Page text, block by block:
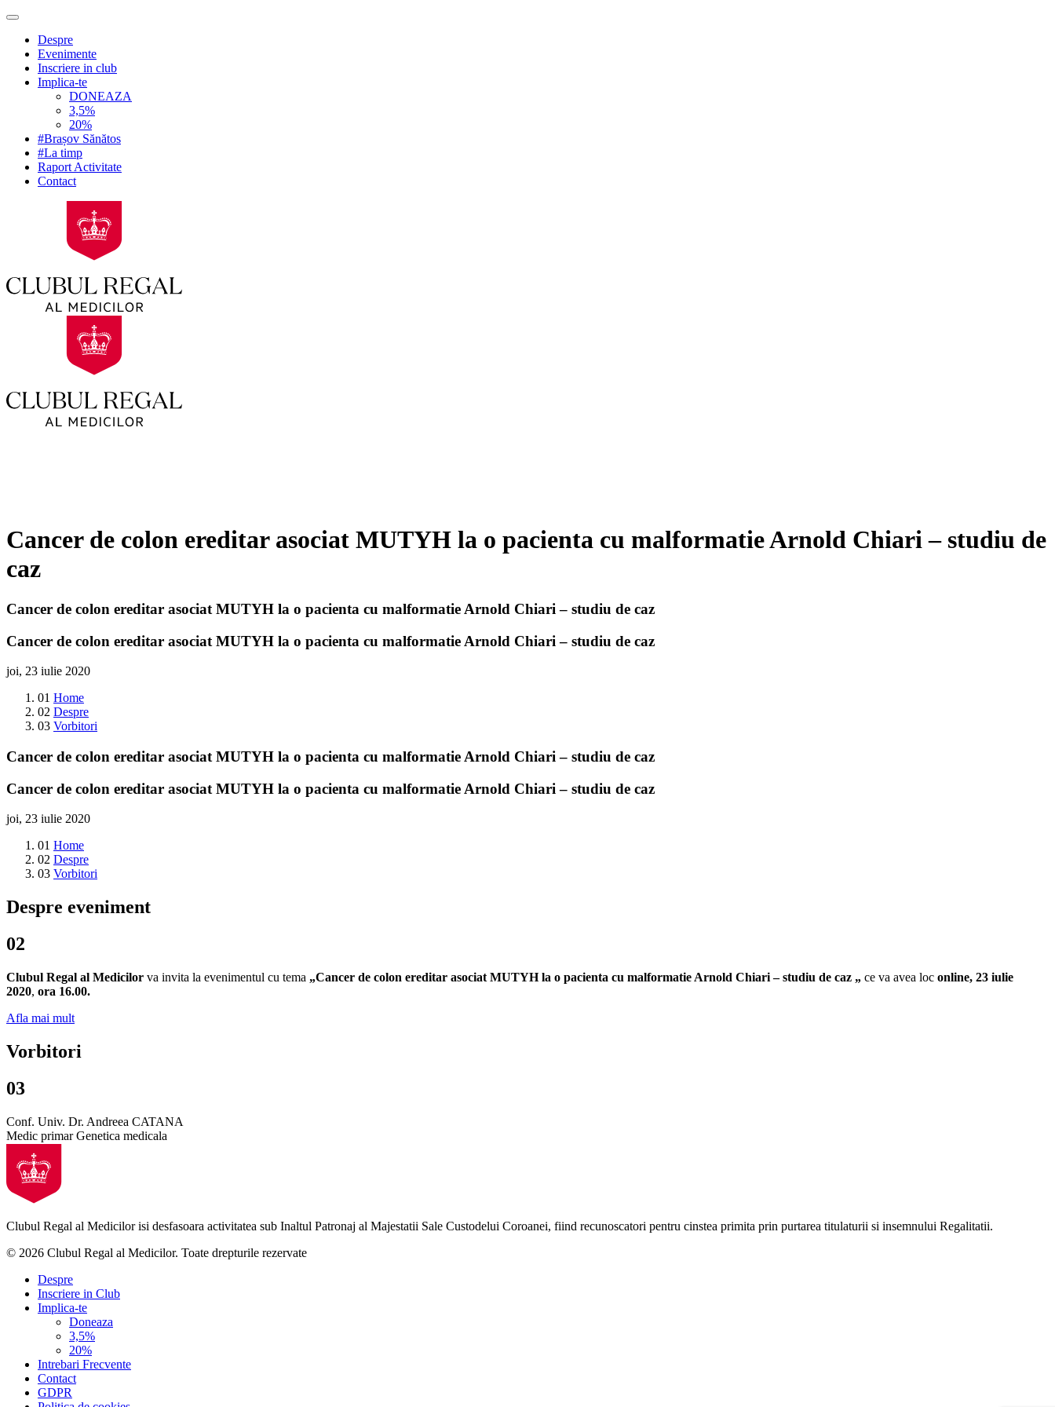
Despre
Evenimente
Inscriere in club
Implica-te
DONEAZA
3,5%
20%
#Brașov Sănătos
#La timp
Raport Activitate
Contact
Cancer de colon ereditar asociat MUTYH la o pacienta cu malformatie Arnold Chiari – studiu de
caz
Cancer de colon ereditar asociat MUTYH la o pacienta cu malformatie Arnold Chiari – studiu de caz
Cancer de colon ereditar asociat MUTYH la o pacienta cu malformatie Arnold Chiari – studiu de caz
joi, 23 iulie 2020
01 Home
02 Despre
03 Vorbitori
Cancer de colon ereditar asociat MUTYH la o pacienta cu malformatie Arnold Chiari – studiu de caz
Cancer de colon ereditar asociat MUTYH la o pacienta cu malformatie Arnold Chiari – studiu de caz
joi, 23 iulie 2020
01 Home
02 Despre
03 Vorbitori
Despre eveniment
02
Clubul Regal al Medicilor va invita la evenimentul cu tema „Cancer de colon ereditar asociat MUTYH la o pacienta cu malformatie Arnold Chiari – studiu de caz „ ce va avea loc online, 23 iulie
2020, ora 16.00.
Afla mai mult
Vorbitori
03
Conf. Univ. Dr. Andreea CATANA
Medic primar Genetica medicala
Clubul Regal al Medicilor isi desfasoara activitatea sub Inaltul Patronaj al Majestatii Sale Custodelui Coroanei, fiind recunoscatori pentru cinstea primita prin purtarea titulaturii si insemnului Regalitatii.
© 2026 Clubul Regal al Medicilor. Toate drepturile rezervate
Despre
Inscriere in Club
Implica-te
Doneaza
3,5%
20%
Intrebari Frecvente
Contact
GDPR